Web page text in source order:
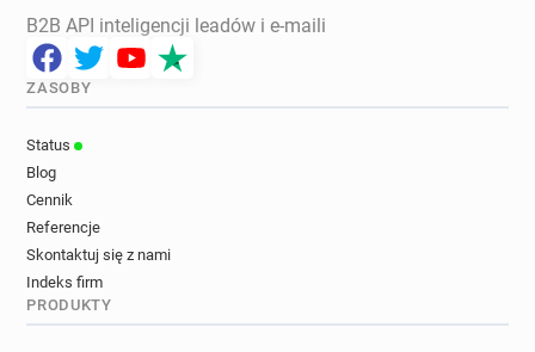
B2B API inteligencji leadów i e-maili
ZASOBY
Status
Blog
Cennik
Referencje
Skontaktuj się z nami
Indeks firm
PRODUKTY